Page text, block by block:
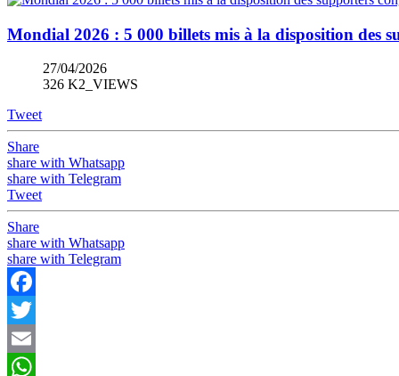
Mondial 2026 : 5 000 billets mis à la disposition des
27/04/2026
326 K2_VIEWS
Tweet
Share
share with Whatsapp
share with Telegram
Tweet
Share
share with Whatsapp
share with Telegram
Facebook
Twitter
Email